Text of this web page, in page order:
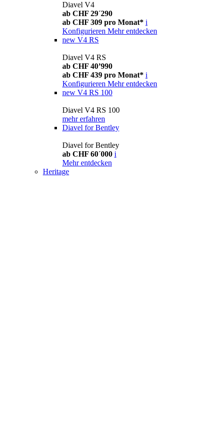
Diavel V4
ab CHF 29´290
ab CHF 309 pro Monat* i
Konfigurieren Mehr entdecken
new V4 RS
Diavel V4 RS
ab CHF 40’990
ab CHF 439 pro Monat* i
Konfigurieren Mehr entdecken
new V4 RS 100
Diavel V4 RS 100
mehr erfahren
Diavel for Bentley
Diavel for Bentley
ab CHF 60´000 i
Mehr entdecken
Heritage